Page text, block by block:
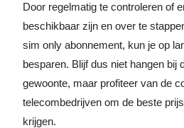
Door regelmatig te controleren of
beschikbaar zijn en over te
sim only abonnement, kun je op
besparen. Blijf dus niet hangen bij
gewoonte, maar profiteer van de
telecombedrijven om de beste
krijgen.